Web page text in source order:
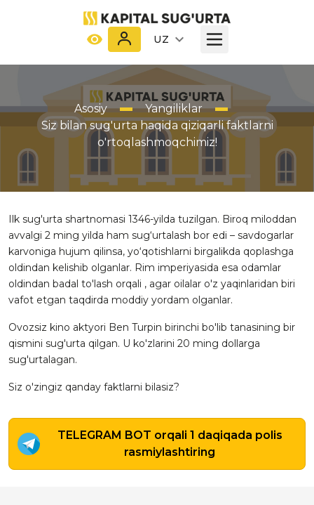
UZ
Asosiy
Yangiliklar
Siz bilan sug'urta haqida qiziqarli faktlarni
o'rtoqlashmoqchimiz!
Ilk sug'urta shartnomasi 1346-yilda tuzilgan. Biroq miloddan
avvalgi 2 ming yilda ham sug‘urtalash bor edi – savdogarlar
karvoniga hujum qilinsa, yo‘qotishlarni birgalikda qoplashga
oldindan kelishib olganlar. Rim imperiyasida esa odamlar
oldindan badal to'lash orqali , agar oilalar o'z yaqinlaridan biri
vafot etgan taqdirda moddiy yordam olganlar.
Ovozsiz kino aktyori Ben Turpin birinchi bo'lib tanasining bir
qismini sug'urta qilgan. U ko'zlarini 20 ming dollarga
sug'urtalagan.
Siz o'zingiz qanday faktlarni bilasiz?
TELEGRAM BOT orqali 1 daqiqada polis
rasmiylashtiring